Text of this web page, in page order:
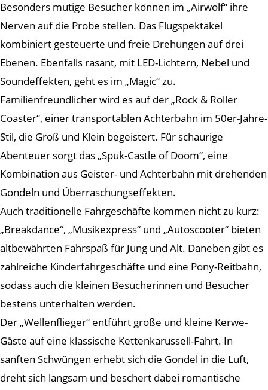
Besonders mutige Besucher können im „Airwolf“ ihre
Nerven auf die Probe stellen. Das Flugspektakel
kombiniert gesteuerte und freie Drehungen auf drei
Ebenen. Ebenfalls rasant, mit LED-Lichtern, Nebel und
Soundeffekten, geht es im „Magic“ zu.
Familienfreundlicher wird es auf der „Rock & Roller
Coaster“, einer transportablen Achterbahn im 50er-Jahre-
Stil, die Groß und Klein begeistert. Für schaurige
Abenteuer sorgt das „Spuk-Castle of Doom“, eine
Kombination aus Geister- und Achterbahn mit drehenden
Gondeln und Überraschungseffekten.
Auch traditionelle Fahrgeschäfte kommen nicht zu kurz:
„Breakdance“, „Musikexpress“ und „Autoscooter“ bieten
altbewährten Fahrspaß für Jung und Alt. Daneben gibt es
zahlreiche Kinderfahrgeschäfte und eine Pony-Reitbahn,
sodass auch die kleinen Besucherinnen und Besucher
bestens unterhalten werden.
Der „Wellenflieger“ entführt große und kleine Kerwe-
Gäste auf eine klassische Kettenkarussell-Fahrt. In
sanften Schwüngen erhebt sich die Gondel in die Luft,
dreht sich langsam und beschert dabei romantische